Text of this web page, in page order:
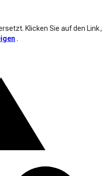
Klicken Sie auf den Link,
.